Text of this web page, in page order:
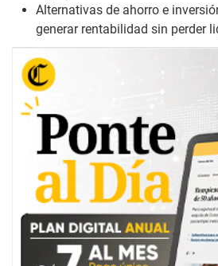
Alternativas de ahorro e
generar rentabilidad sin perder